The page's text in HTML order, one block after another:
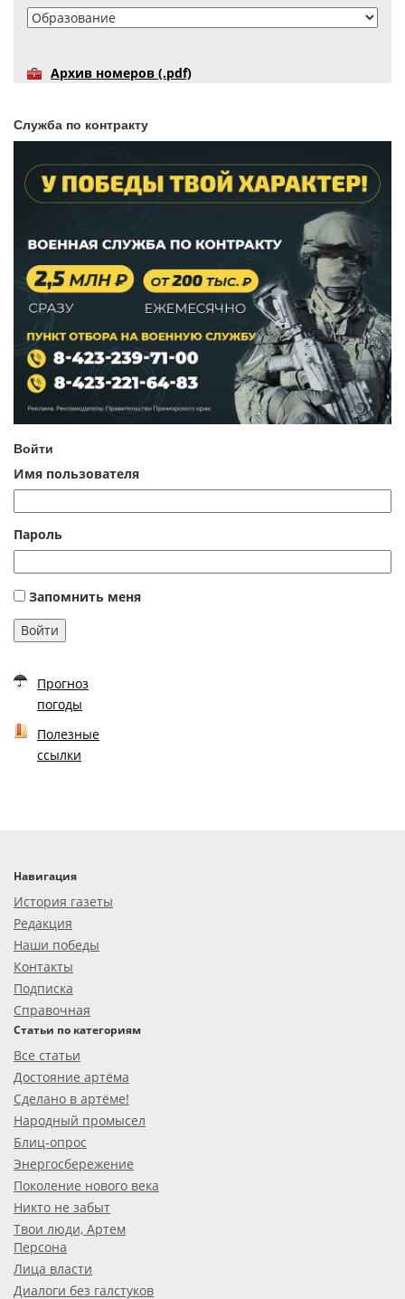
Архив номеров (.pdf)
Служба по контракту
Войти
Имя пользователя
Пароль
Запомнить меня
Войти
Прогноз
погоды
Полезные
ссылки
Навигация
История газеты
Редакция
Наши победы
Контакты
Подписка
Справочная
Статьи по категориям
Все статьи
Достояние артёма
Сделано в артёме!
Народный промысел
Блиц-опрос
Энергосбережение
Поколение нового века
Никто не забыт
Твои люди, Артем
Персона
Лица власти
Диалоги без галстуков